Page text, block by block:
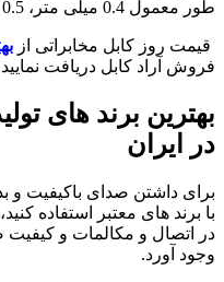
طور معمول 0.4 میلی متر، 0.5 میلی متر، 0.6 میلی متر است
قیمت روز کابل مخابراتی از
فروش آراد کابل دریافت
در ایران
برای داشتن صدای باکیفیت و
با برند های معتبر استفاده
در اتصال و مکالمات و
وجود آورد.